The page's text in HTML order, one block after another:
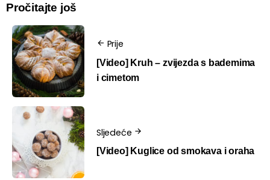
Pročitajte još
Prije
[Video] Kruh – zvijezda s bademima
i cimetom
Sljedeće
[Video] Kuglice od smokava i oraha